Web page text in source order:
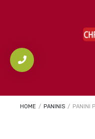
HOME / PANINIS / PANINI